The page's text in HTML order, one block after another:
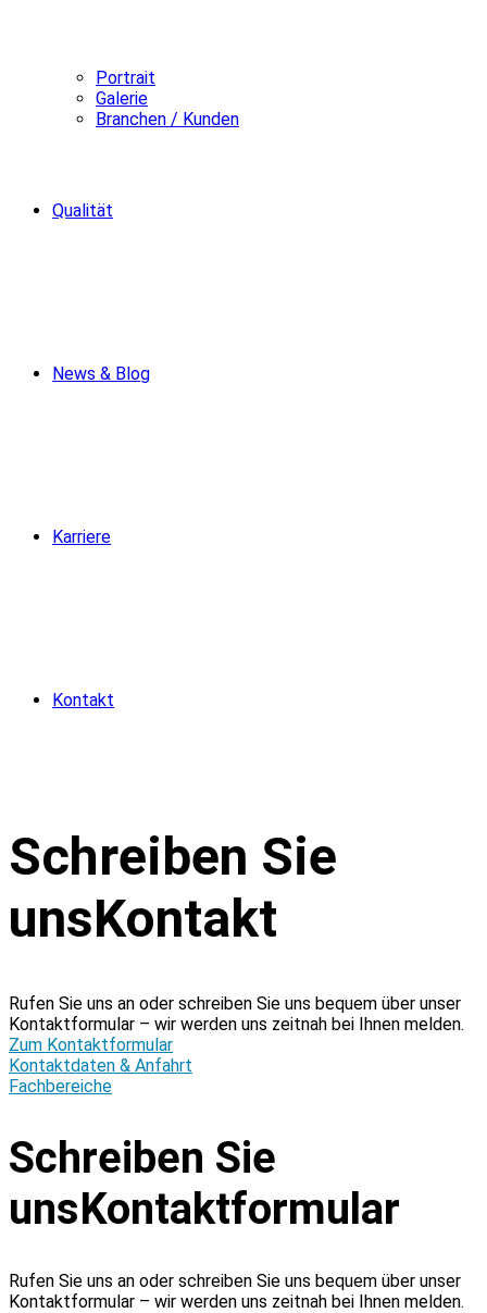
Portrait
Galerie
Branchen / Kunden
Qualität
News & Blog
Karriere
Kontakt
Schreiben Sie
unsKontakt
Rufen Sie uns an oder schreiben Sie uns bequem über unser
Kontaktformular – wir werden uns zeitnah bei Ihnen melden.
Zum Kontaktformular
Kontaktdaten & Anfahrt
Fachbereiche
Schreiben Sie
unsKontaktformular
Rufen Sie uns an oder schreiben Sie uns bequem über unser
Kontaktformular – wir werden uns zeitnah bei Ihnen melden.